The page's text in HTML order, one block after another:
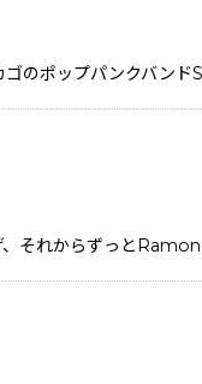
のポップパンクバン
それからずっと